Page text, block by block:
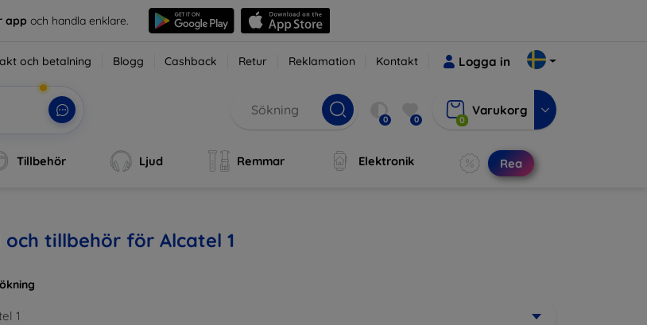
app och handla enklare.
och betalning Blogg Cashback Retur Reklamation Kontakt Logga in
0 0 0
Varukorg
Tillbehör Ljud Remmar Elektronik Rea
och tillbehör för Alcatel 1
1